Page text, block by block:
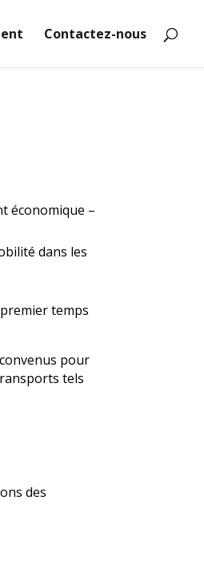
Contactez-nous
économique –
dans les
temps
pour
tels
des